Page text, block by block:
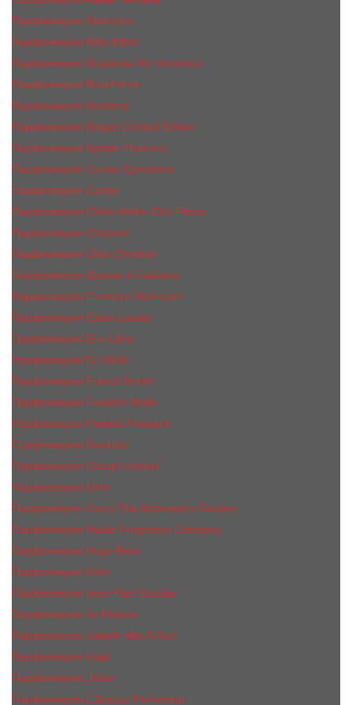
Парфюмерия Atkinsons
Парфюмерия Billie Eilish
Парфюмерия Boadicea the Victorious
Парфюмерия Boucheron
Парфюмерия Burberry
Парфюмерия Bvlgari Limited Edition
Парфюмерия Byredo Parfums
Парфюмерия Carner Barcelona
Парфюмерия Cartier
Парфюмерия Chloe Atelier Des Fleurs
Парфюмерия Сhopard
Парфюмерия Clive Christian
Парфюмерия Дольче & Габбана
Парфюмерия Escentric Molecules
Парфюмерия Estee Lаudеr
Парфюмерия Etat Libre
Парфюмерия Ex Nihilo
Парфюмерия Franck Boclet
Парфюмерия Frеderic Mаlle
Парфюмерия Fontela Premium
Парфюмерия Guerlain
Парфюмерия Giorgio Armani
Парфюмерия Gritti
Парфюмерия Gucci The Alchemist’s Garden.
Парфюмерия Haute Fragrance Company
Парфюмерия Hugo Boss
Парфюмерия Initio
Парфюмерия Jean Paul Gaultier
Парфюмерия Jо Malоnе
Парфюмерия Juliette Has A Gun
Парфюмерия Kajal
Парфюмерия_КiIiаn
Парфюмерия L'Artisan Parfumeur